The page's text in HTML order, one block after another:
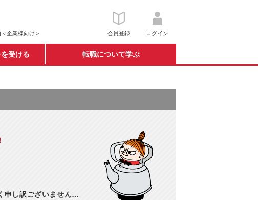
企業様向け＞ 会員登録 ログイン
受ける 転職について学ぶ
申し訳ございません…